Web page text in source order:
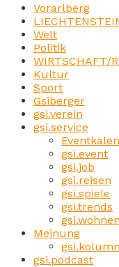
Vorarlberg
Welt
Politik
WIRTSCHAFT/
Kultur
Sport
Gsiberger
gsi.verein
gsi.service
gsi.event
gsi.job
gsi.reisen
gsi.spiele
gsi.trends
gsi.wohnen
Meinung
gsi.podcast